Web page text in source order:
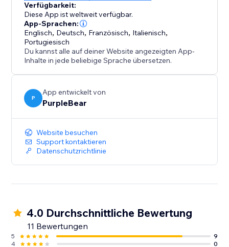
Verfügbarkeit:
Diese App ist weltweit verfügbar.
App-Sprachen:
Englisch, Deutsch, Französisch, Italienisch,
Portugiesisch
Du kannst alle auf deiner Website angezeigten App-
Inhalte in jede beliebige Sprache übersetzen.
P
App entwickelt von
PurpleBear
Website besuchen
Support kontaktieren
Datenschutzrichtlinie
4.0 Durchschnittliche Bewertung
11 Bewertungen
5
9
4
0